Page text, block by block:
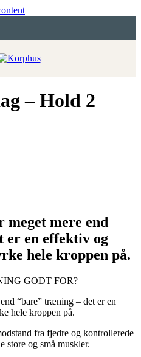
– Hold 2
mere end
er en effektiv og
hele kroppen på.
GODT FOR?
“bare” træning – det er en
hele kroppen på.
fra fjedre og kontrollerede
store og små muskler.